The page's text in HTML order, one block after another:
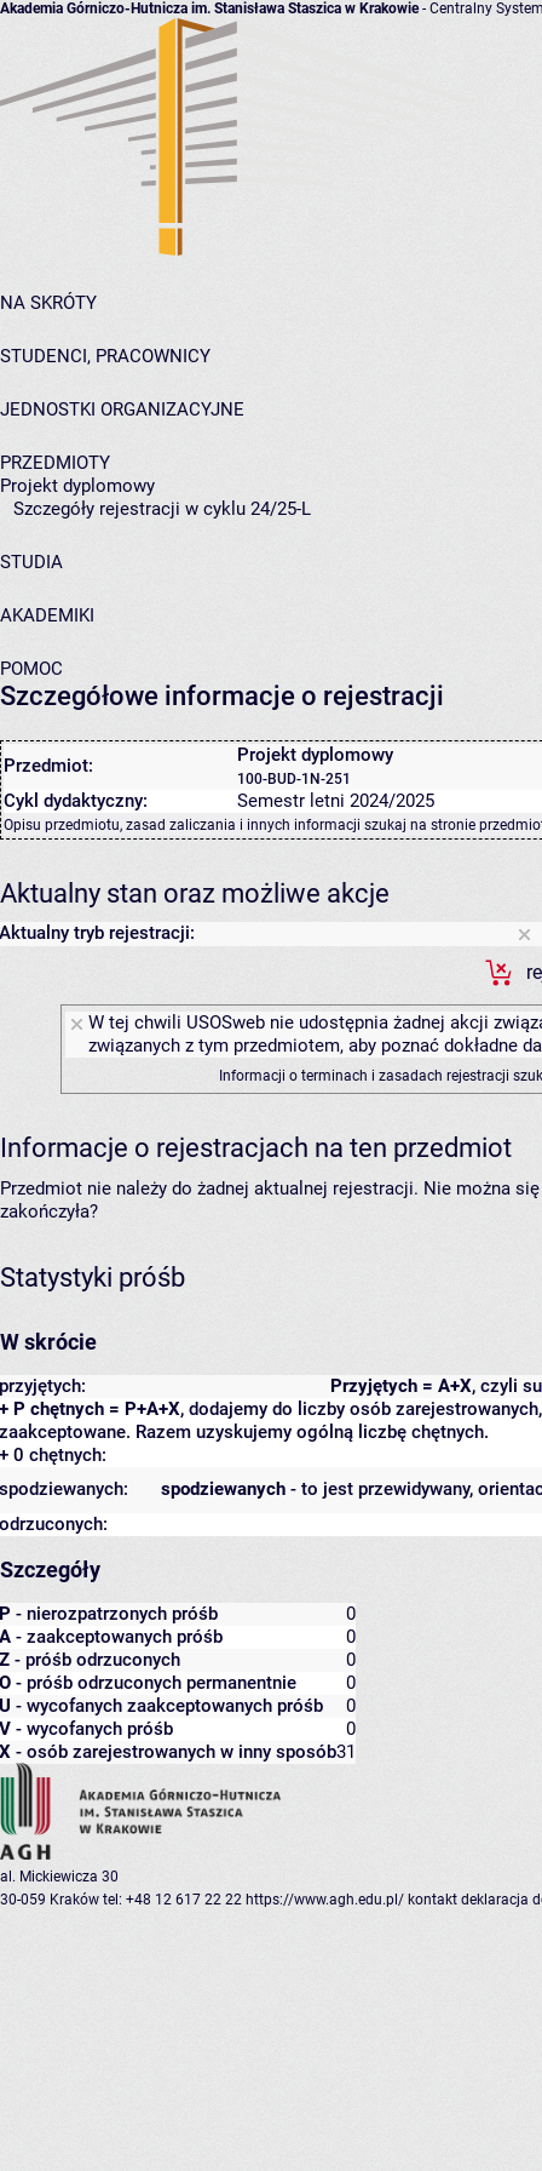
Akademia Górniczo-Hutnicza im. Stanisława Staszica w Krakowie- Centralny
NA SKRÓTY
STUDENCI, PRACOWNICY
JEDNOSTKI ORGANIZACYJNE
PRZEDMIOTY
Projekt dyplomowy
Szczegóły rejestracji w cyklu 24/25-L
STUDIA
AKADEMIKI
POMOC
Szczegółowe informacje o rejestracji
Przedmiot: Projekt dyplomowy
100-BUD-1N-251
Cykl dydaktyczny: Semestr letni 2024/2025
Opisu przedmiotu, zasad zaliczania i innych informacji szukaj na stronie
Aktualny stan oraz możliwe akcje
Aktualny tryb rejestracji:
W tej chwili USOSweb nie udostępnia żadnej akcji
związanych z tym przedmiotem, aby poznać dokładne
Informacji o terminach i zasadach rejestracji
Informacje o rejestracjach na ten przedmiot
Przedmiot nie należy do żadnej aktualnej rejestracji. Nie można
zakończyła?
Statystyki próśb
W skrócie
Przyjętych = A+X, czyli
przyjętych:
+ P chętnych = P+A+X, dodajemy do liczby osób
zaakceptowane. Razem uzyskujemy ogólną liczbę chętnych.
+ 0 chętnych:
spodziewanych - to jest przewidywany,
spodziewanych:
odrzuconych:
Szczegóły
P - nierozpatrzonych próśb
0
A - zaakceptowanych próśb
0
Z - próśb odrzuconych
0
O - próśb odrzuconych permanentnie
0
U - wycofanych zaakceptowanych próśb
0
V - wycofanych próśb
0
X - osób zarejestrowanych w inny sposób31
al. Mickiewicza 30
30-059 Kraków tel: +48 12 617 22 22 https://www.agh.edu.pl/ kontakt deklaracja